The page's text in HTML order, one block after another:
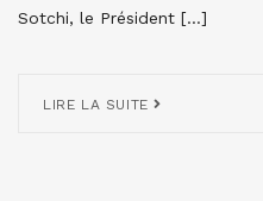
Sotchi, le Président […]
LIRE LA SUITE